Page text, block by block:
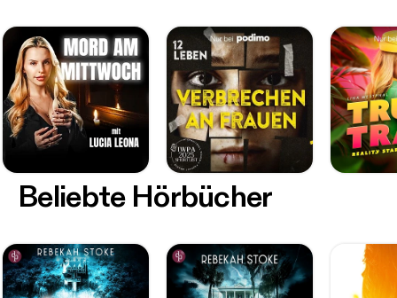
Beliebte Hörbücher